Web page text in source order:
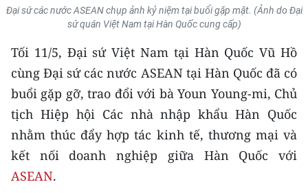
KIỂM CHỨNG THÔNG TIN
TRI THỨC CHUYÊN SÂU
54 DÂN TỘC VIỆT NAM
CHƯƠNG TRÌNH OCOP - MỖI XÃ
MỘT SẢN PHẨM
RADIO
Đại sứ các nước ASEAN chụp ảnh kỷ niệm tại buổi gặp mặt. (Ảnh do Đại
sứ quán Việt Nam tại Hàn Quốc cung cấp)
Tối 11/5, Đại sứ Việt Nam tại Hàn Quốc Vũ Hồ
cùng Đại sứ các nước ASEAN tại Hàn Quốc đã có
buổi gặp gỡ, trao đổi với bà Youn Young-mi, Chủ
tịch Hiệp hội Các nhà nhập khẩu Hàn Quốc
nhằm thúc đẩy hợp tác kinh tế, thương mại và
kết nối doanh nghiệp giữa Hàn Quốc với
ASEAN.